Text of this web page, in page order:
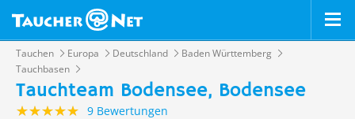
Tauchen Europa Deutschland
Baden Württemberg
Tauchbasen
Tauchteam Bodensee, Bodensee
9 Bewertungen